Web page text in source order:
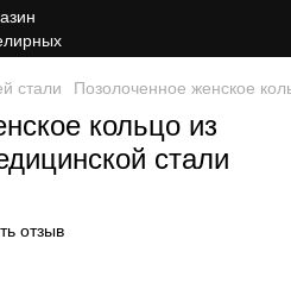
стали Позолоченное женское
кольцо из
стали
отзыв